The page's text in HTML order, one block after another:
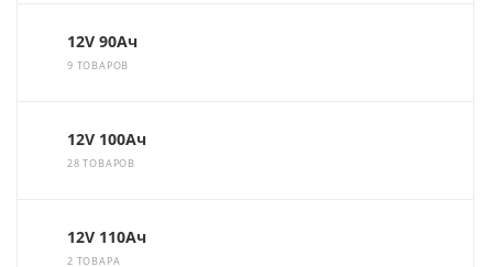
12V 90Ач
9 ТОВАРОВ
12V 100Ач
28 ТОВАРОВ
12V 110Ач
2 ТОВАРА